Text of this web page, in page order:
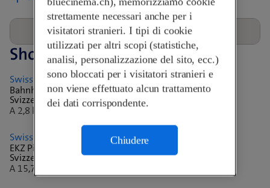
Shop nelle vicinanze
Swisscom Shop - Buchs Bahnhof
Bahnhofplatz 2, 9470 Buchs
Svizzera
A 2,8 km di distanza
Swisscom Shop - Mels
EKZ Pizolpark , 8887 Mels
Svizzera
A 15,7 km di distanza
strettamente necessari anche per i
visitatori stranieri. I tipi di cookie
utilizzati per altri scopi (statistiche,
analisi, personalizzazione del sito, ecc.)
sono bloccati per i visitatori stranieri e
non viene effettuato alcun trattamento
dei dati corrispondente.
Chiudere